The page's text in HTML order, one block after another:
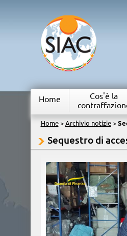
Home
Cos'è la
Home> Archivio notizie>
Sequestro di